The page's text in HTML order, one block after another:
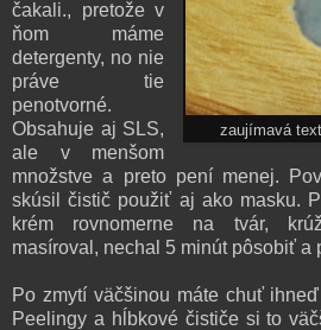
zaujímavá
čakali., pretože v
ňom máme
detergenty, no nie
práve tie
penotvorné.
Obsahuje aj SLS,
ale v menšom
množstve a preto pení menej.
skúsil čistič použiť aj ako masku.
krém rovnomerne na tvár,
masíroval, nechal 5 minút pôsobiť a
Po zmytí väčšinou máte chuť
Peelingy a hĺbkové čističe si to